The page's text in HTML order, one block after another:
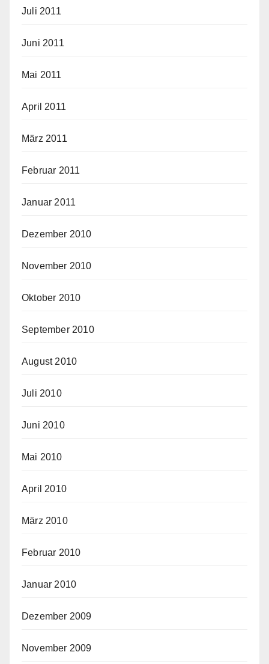
Juli 2011
Juni 2011
Mai 2011
April 2011
März 2011
Februar 2011
Januar 2011
Dezember 2010
November 2010
Oktober 2010
September 2010
August 2010
Juli 2010
Juni 2010
Mai 2010
April 2010
März 2010
Februar 2010
Januar 2010
Dezember 2009
November 2009